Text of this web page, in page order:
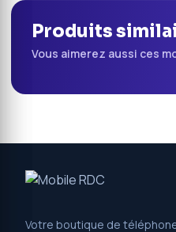
Produits
Vous aimerez aussi ces
Votre boutique de